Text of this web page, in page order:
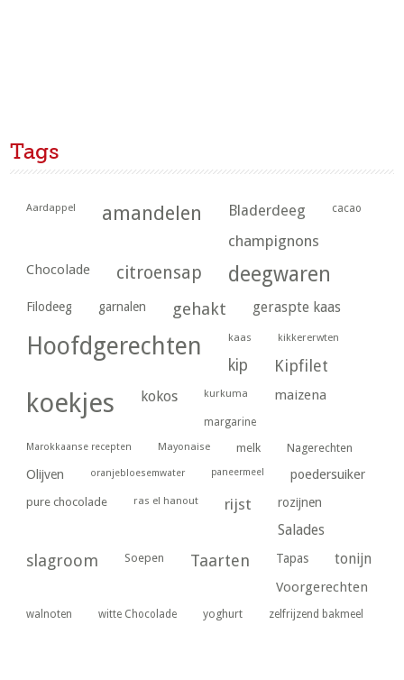
Tags
Aardappel amandelen Bladerdeeg cacao
champignons
Chocolade citroensap deegwaren
Filodeeg garnalen gehakt geraspte kaas
Hoofdgerechten kaas kikkererwten
kip Kipfilet
koekjes kokos kurkuma maizena
margarine
Marokkaanse recepten Mayonaise melk Nagerechten
Olijven oranjebloesemwater paneermeel poedersuiker
pure chocolade ras el hanout rijst rozijnen
Salades
slagroom Soepen Taarten Tapas tonijn
Voorgerechten
walnoten witte Chocolade yoghurt zelfrijzend bakmeel